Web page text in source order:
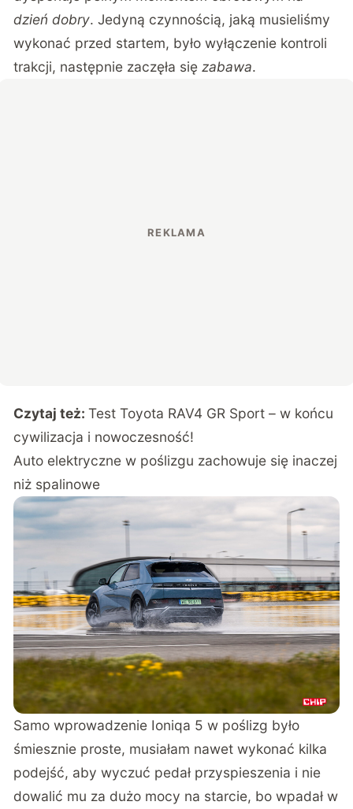
dzień dobry. Jedyną czynnością, jaką musieliśmy
wykonać przed startem, było wyłączenie kontroli
trakcji, następnie zaczęła sięzabawa.
Czytaj też:Test Toyota RAV4 GR Sport – w końcu
cywilizacja i nowoczesność!
Auto elektryczne w poślizgu zachowuje się inaczej
niż spalinowe
Samo wprowadzenie Ioniqa 5 w poślizg było
śmiesznie proste, musiałam nawet wykonać kilka
podejść, aby wyczuć pedał przyspieszenia i nie
dowalić mu za dużo mocy na starcie, bo wpadał w